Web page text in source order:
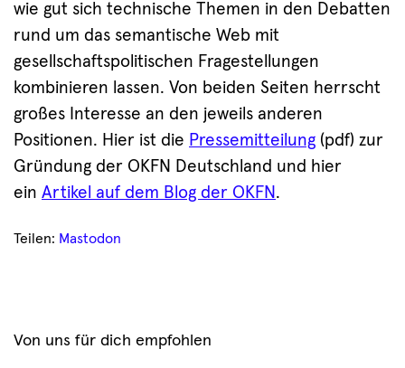
wie gut sich technische Themen in den Debatten
rund um das semantische Web mit
gesellschaftspolitischen Fragestellungen
kombinieren lassen. Von beiden Seiten herrscht
großes Interesse an den jeweils anderen
Positionen. Hier ist die Pressemitteilung (pdf) zur
Gründung der OKFN Deutschland und hier
ein Artikel auf dem Blog der OKFN .
Teilen: Mastodon
Von uns für dich empfohlen